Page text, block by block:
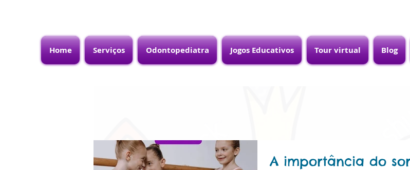
Home Serviços Odontopediatra Jogos Educativos Tour virtual Blog
A importância do